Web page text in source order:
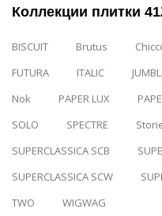
Коллекции плитки
BISCUIT Brutus
FUTURA
ITALIC
Nok
PAPER LUX
SOLO
SPECTRE
SUPERCLASSICA SCB
SUPERCLASSICA SCW
TWO
WIGWAG